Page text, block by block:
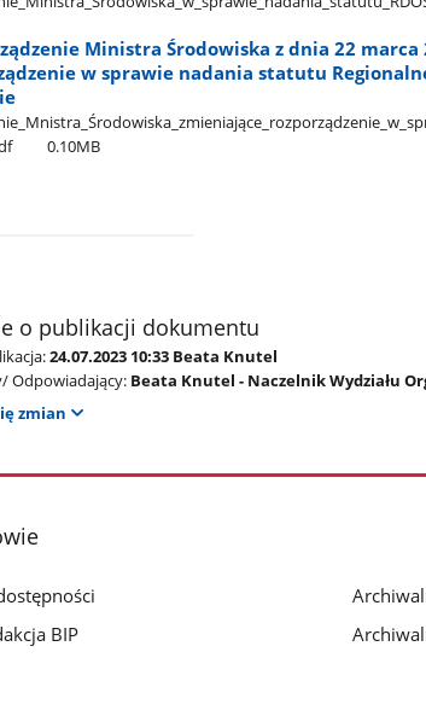
Ministra Środowiska z dnia 22
w sprawie nadania statutu
0.10MB
o publikacji dokumentu
24.07.2023 10:33 Beata Knutel
Odpowiadający: Beata Knutel - Naczelnik Wydziału
zmian
BIP